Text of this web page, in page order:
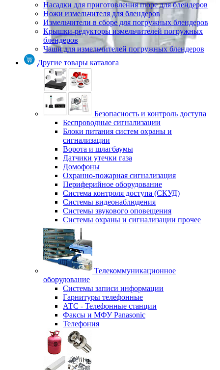
Насадки для приготовления пюре для блендеров
Ножи измельчителя для блендеров
Измельчители в сборе для погружных блендеров
Крышки-редукторы измельчителей погружных
блендеров
Чаши для измельчителей погружных блендеров
Другие товары каталога
Безопасность и контроль доступа
Беспроводные сигнализации
Блоки питания систем охраны и
сигнализации
Ворота и шлагбаумы
Датчики утечки газа
Домофоны
Охранно-пожарная сигнализация
Периферийное оборудование
Система контроля доступа (СКУД)
Системы видеонаблюдения
Системы звукового оповещения
Системы охраны и сигнализации прочее
Телекоммуникационное
оборудование
Системы записи информации
Гарнитуры телефонные
АТС - Телефонные станции
Факсы и МФУ Panasonic
Телефония